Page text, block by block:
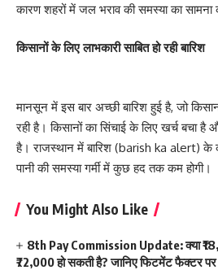
कारण शहरों में जल भराव की समस्या का
किसानों के लिए लाभकारी साबित हो रही बारिश
मानसून में इस बार अच्छी बारिश हुई है, जो
रही है। किसानों का सिंचाई के लिए खर्च बचा
है। राजस्थान में बारिश (barish ka alert) के
पानी की समस्या गर्मी में कुछ हद तक कम होगी।
You Might Also Like
8th Pay Commission Update: क्या
₹72,000 हो सकती है? जानिए फिटमेंट फैक्टर